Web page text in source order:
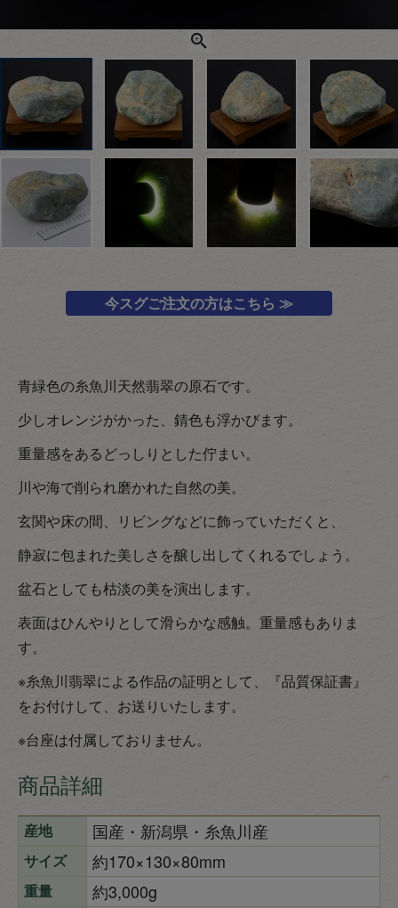
今スグご注文の方はこちら ≫
青緑色の糸魚川天然翡翠の原石です。
少しオレンジがかった、錆色も浮かびます。
重量感をあるどっしりとした佇まい。
川や海で削られ磨かれた自然の美。
玄関や床の間、リビングなどに飾っていただくと、
静寂に包まれた美しさを醸し出してくれるでしょう。
盆石としても枯淡の美を演出します。
表面はひんやりとして滑らかな感触。重量感もありま
す。
※糸魚川翡翠による作品の証明として、『品質保証書』
をお付けして、お送りいたします。
※台座は付属しておりません。
商品詳細
産地 国産・新潟県・糸魚川産
サイズ 約170×130×80mm
重量 約3,000g